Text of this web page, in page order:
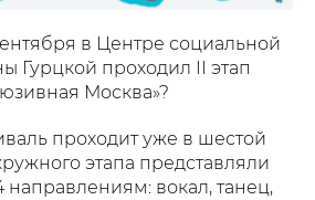
в Центре социальной
Гурцкой проходил II этап
Москва»?
проходит уже в шестой
этапа представляли
вокал, танец,